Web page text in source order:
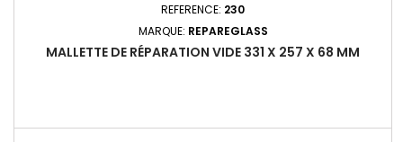
REFERENCE: 230
MARQUE: REPAREGLASS
MALLETTE DE RÉPARATION VIDE 331 X 257 X 68 MM